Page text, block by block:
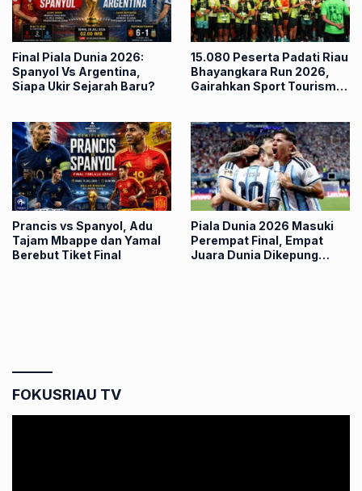
Final Piala Dunia 2026:
Spanyol Vs Argentina,
Siapa Ukir Sejarah Baru?
15.080 Peserta Padati Riau
Bhayangkara Run 2026,
Gairahkan Sport Tourism
Prancis vs Spanyol, Adu
Tajam Mbappe dan Yamal
Berebut Tiket Final
Piala Dunia 2026 Masuki
Perempat Final, Empat
Juara Dunia Dikepung
FOKUSRIAU TV